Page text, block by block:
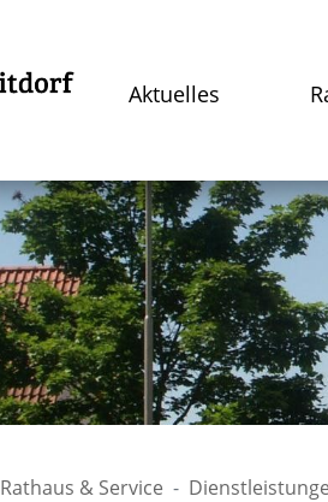
Aktuelles
Rathaus & Service